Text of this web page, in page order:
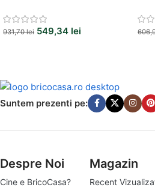
931,70lei 549,34 lei
Suntem prezenti pe:
Despre Noi
Cine e BricoCasa?
Magazin
Recent